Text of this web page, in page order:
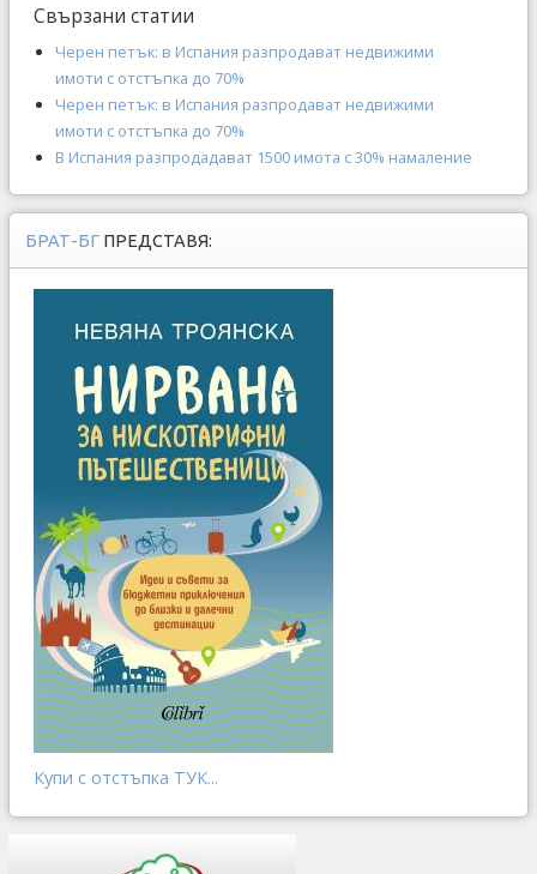
Свързани статии
Черен петък: в Испания разпродават недвижими
имоти с отстъпка до 70%
Черен петък: в Испания разпродават недвижими
имоти с отстъпка до 70%
В Испания разпродадават 1500 имота с 30% намаление
БРАТ-БГ ПРЕДСТАВЯ:
Купи с отстъпка ТУК...